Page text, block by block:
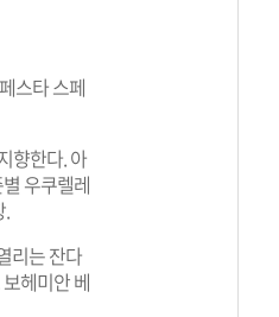
스타 스페
향한다. 아
우쿠렐레
.
리는 잔다
헤미안 베